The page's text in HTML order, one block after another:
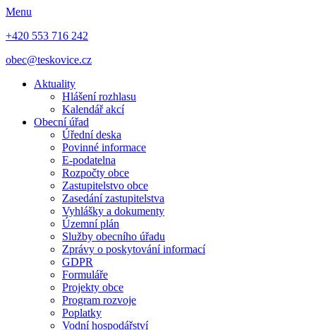
Menu
+420 553 716 242
obec@teskovice.cz
Aktuality
Hlášení rozhlasu
Kalendář akcí
Obecní úřad
Úřední deska
Povinné informace
E-podatelna
Rozpočty obce
Zastupitelstvo obce
Zasedání zastupitelstva
Vyhlášky a dokumenty
Územní plán
Služby obecního úřadu
Zprávy o poskytování informací
GDPR
Formuláře
Projekty obce
Program rozvoje
Poplatky
Vodní hospodářství